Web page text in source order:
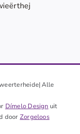
Alle
Dímelo Design uit
door Zorgeloos